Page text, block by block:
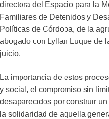
directora del Espacio para la
Familiares de Detenidos y
Políticas de Córdoba, de la
abogado con Lyllan Luque de
juicio.
La importancia de estos
y social, el compromiso sin
desaparecidos por construir
la solidaridad de aquella